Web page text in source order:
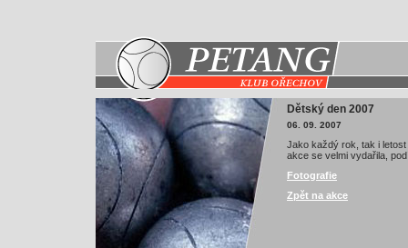
Dětský den 2007
06. 09. 2007
Jako každý rok, tak i
akce se velmi vydařila,
Fotografie
Zpět na akce